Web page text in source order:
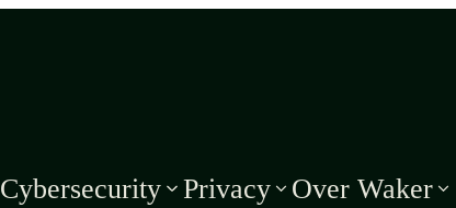
Cybersecurity Privacy Over Waker